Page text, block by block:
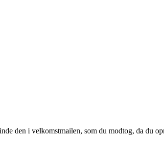
den i velkomstmailen, som du modtog, da du